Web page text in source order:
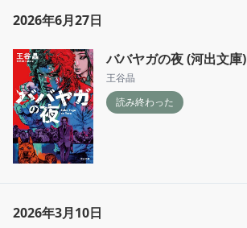
2026年6月27日
ババヤガの夜 (河出文庫)
王谷晶
読み終わった
2026年3月10日